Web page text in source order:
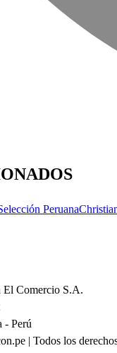
Peruana
El Comercio S.A.
- Perú
| Todos los